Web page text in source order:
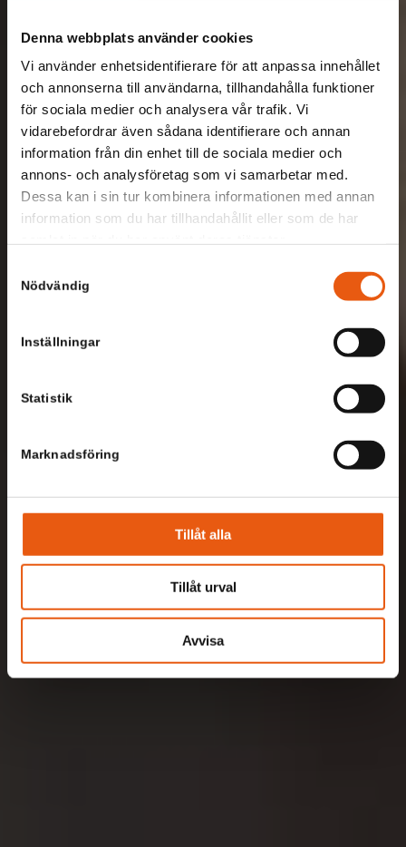
Denna webbplats använder cookies
Vi använder enhetsidentifierare för att anpassa innehållet
och annonserna till användarna, tillhandahålla funktioner
för sociala medier och analysera vår trafik. Vi
vidarebefordrar även sådana identifierare och annan
information från din enhet till de sociala medier och
annons- och analysföretag som vi samarbetar med.
Dessa kan i sin tur kombinera informationen med annan
information som du har tillhandahållit eller som de har
Nödvändig
Inställningar
Statistik
Marknadsföring
Tillåt alla
Tillåt urval
Avvisa